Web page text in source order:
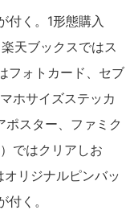
付く。1形態購入
天ブックスではス
フォトカード、セブ
ホサイズステッカ
スター、ファミク
ではクリアしお
オリジナルピンバッ
く。